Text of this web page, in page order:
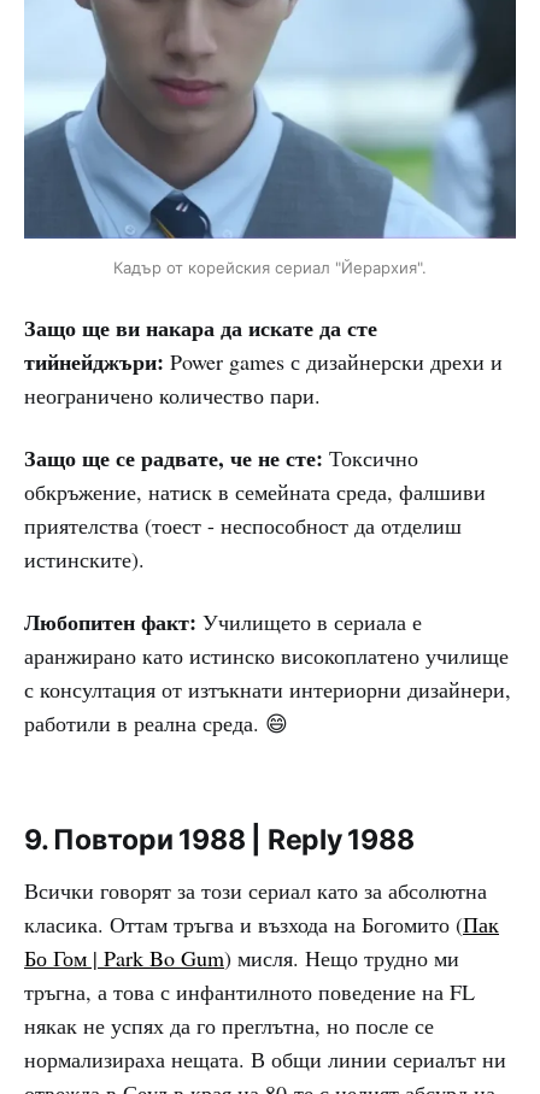
Кадър от корейския сериал "Йерархия".
Защо ще ви накара да искате да сте
тийнейджъри: Power games с дизайнерски дрехи и
неограничено количество пари.
Защо ще се радвате, че не сте: Токсично
обкръжение, натиск в семейната среда, фалшиви
приятелства (тоест - неспособност да отделиш
истинските).
Любопитен факт: Училището в сериала е
аранжирано като истинско високоплатено училище
с консултация от изтъкнати интериорни дизайнери,
работили в реална среда. 😄
9. Повтори 1988 | Reply 1988
Всички говорят за този сериал като за абсолютна
класика. Оттам тръгва и възхода на Богомито (Пак
Бо Гом | Park Bo Gum) мисля. Нещо трудно ми
тръгна, а това с инфантилното поведение на FL
някак не успях да го преглътна, но после се
нормализираха нещата. В общи линии сериалът ни